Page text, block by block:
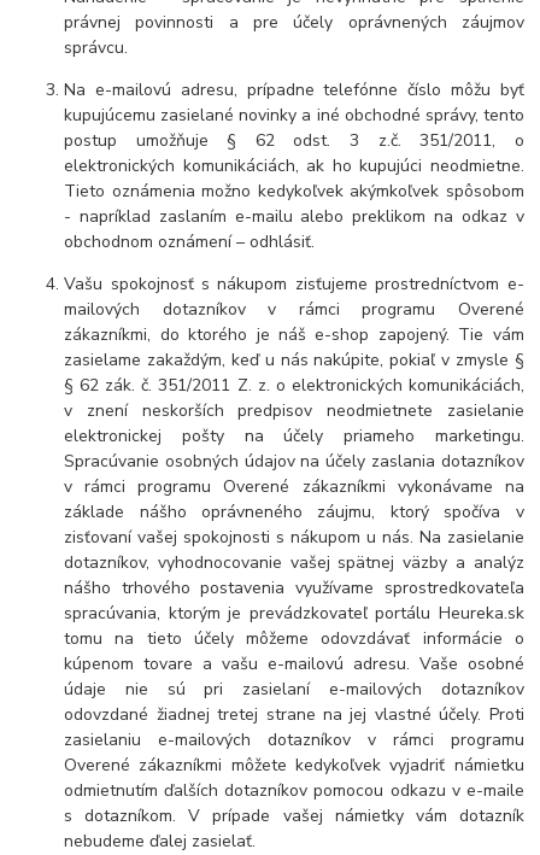
právnej povinnosti a pre účely oprávnených záujmov
správcu.
Na e-mailovú adresu, prípadne telefónne číslo môžu byť
kupujúcemu zasielané novinky a iné obchodné správy, tento
postup umožňuje § 62 odst. 3 z.č. 351/2011, o
elektronických komunikáciách, ak ho kupujúci neodmietne.
Tieto oznámenia možno kedykoľvek akýmkoľvek spôsobom
- napríklad zaslaním e-mailu alebo preklikom na odkaz v
obchodnom oznámení – odhlásiť.
Vašu spokojnosť s nákupom zisťujeme prostredníctvom e-
mailových dotazníkov v rámci programu Overené
zákazníkmi, do ktorého je náš e-shop zapojený. Tie vám
zasielame zakaždým, keď u nás nakúpite, pokiaľ v zmysle §
§ 62 zák. č. 351/2011 Z. z. o elektronických komunikáciách,
v znení neskorších predpisov neodmietnete zasielanie
elektronickej pošty na účely priameho marketingu.
Spracúvanie osobných údajov na účely zaslania dotazníkov
v rámci programu Overené zákazníkmi vykonávame na
základe nášho oprávneného záujmu, ktorý spočíva v
zisťovaní vašej spokojnosti s nákupom u nás. Na zasielanie
dotazníkov, vyhodnocovanie vašej spätnej väzby a analýz
nášho trhového postavenia využívame sprostredkovateľa
spracúvania, ktorým je prevádzkovateľ portálu Heureka.sk
tomu na tieto účely môžeme odovzdávať informácie o
kúpenom tovare a vašu e-mailovú adresu. Vaše osobné
údaje nie sú pri zasielaní e-mailových dotazníkov
odovzdané žiadnej tretej strane na jej vlastné účely. Proti
zasielaniu e-mailových dotazníkov v rámci programu
Overené zákazníkmi môžete kedykoľvek vyjadriť námietku
odmietnutím ďalších dotazníkov pomocou odkazu v e-maile
s dotazníkom. V prípade vašej námietky vám dotazník
nebudeme ďalej zasielať.